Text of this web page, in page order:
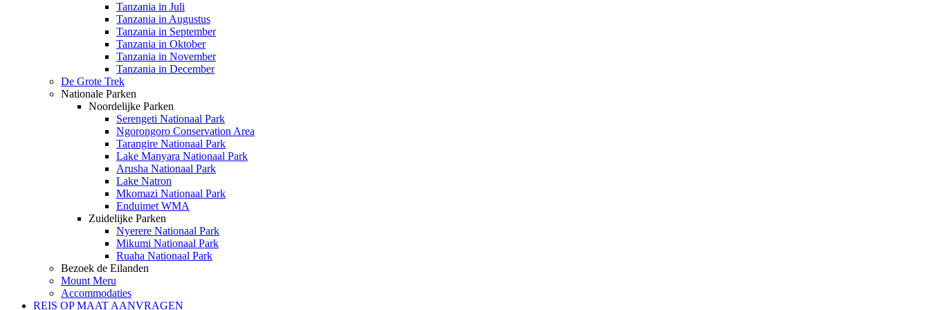
Tanzania in Juli
Tanzania in Augustus
Tanzania in September
Tanzania in Oktober
Tanzania in November
Tanzania in December
De Grote Trek
Nationale Parken
Noordelijke Parken
Serengeti Nationaal Park
Ngorongoro Conservation Area
Tarangire Nationaal Park
Lake Manyara Nationaal Park
Arusha Nationaal Park
Lake Natron
Mkomazi Nationaal Park
Enduimet WMA
Zuidelijke Parken
Nyerere Nationaal Park
Mikumi Nationaal Park
Ruaha Nationaal Park
Bezoek de Eilanden
Mount Meru
Accommodaties
REIS OP MAAT AANVRAGEN